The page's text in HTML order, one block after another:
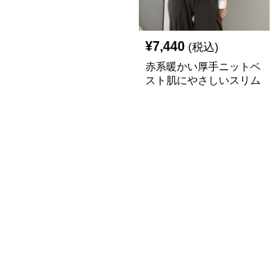
¥7,440 (税込)
赤系暖かい厚手ニットベ
スト肌にやさしいスリム